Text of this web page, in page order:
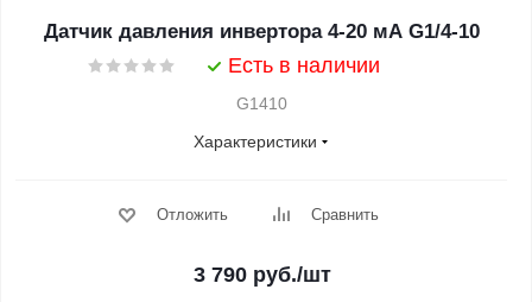
Датчик давления инвертора 4-20 мА G1/4-10
Есть в наличии
G1410
Характеристики
Отложить Сравнить
3 790руб./шт